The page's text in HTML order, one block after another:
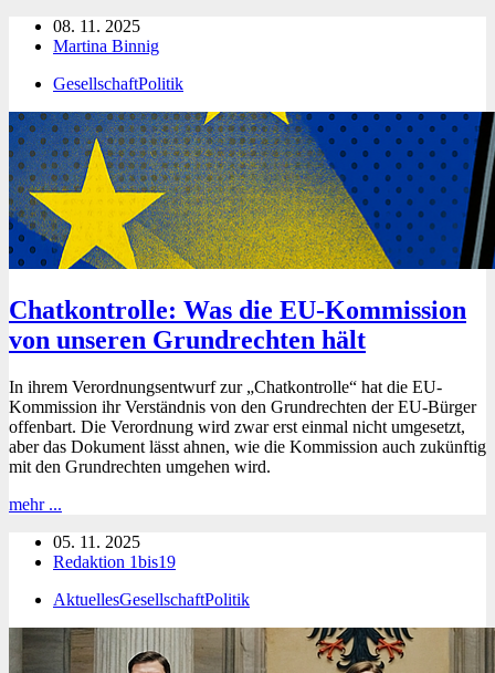
der
Emanzipation
Krieg
08. 11. 2025
Martina Binnig
GesellschaftPolitik
Chatkontrolle: Was die EU-Kommission
von unseren Grundrechten hält
In ihrem Verordnungsentwurf zur „Chatkontrolle“ hat die EU-
Kommission ihr Verständnis von den Grundrechten der EU-Bürger
offenbart. Die Verordnung wird zwar erst einmal nicht umgesetzt,
aber das Dokument lässt ahnen, wie die Kommission auch zukünftig
mit den Grundrechten umgehen wird.
mehr ...
die
EU-
von
Grundrechten
hält
05. 11. 2025
Redaktion 1bis19
AktuellesGesellschaftPolitik